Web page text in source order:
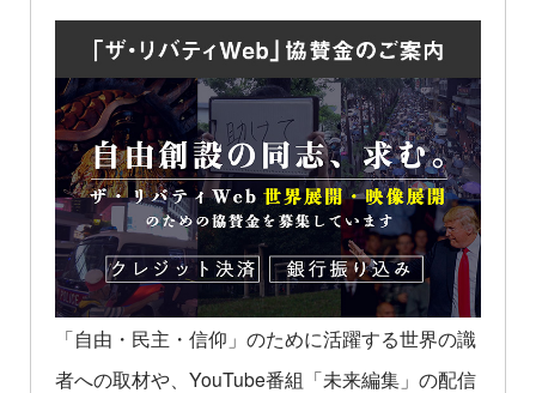
「自由・民主・信仰」のために活躍する世界の識
者への取材や、YouTube番組「未来編集」の配信